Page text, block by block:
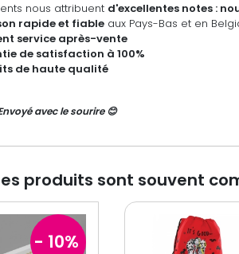
nous attribuent d'excellentes notes :
rapide et fiable aux Pays-Bas et en
service après-vente
de satisfaction à 100%
de haute qualité
avec le sourire 😊
produits sont souvent
- 10%